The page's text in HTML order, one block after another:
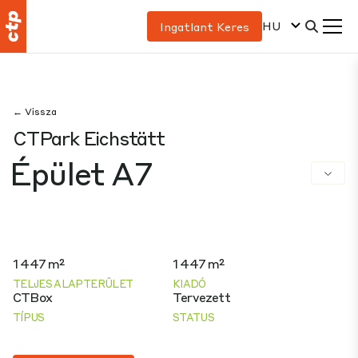
Ingatlant Keres HU
← Vissza
CTPark Eichstätt
Épület A7
1 447 m²
TELJES ALAPTERÜLET
1 447 m²
KIADÓ
CTBox
TÍPUS
Tervezett
STATUS